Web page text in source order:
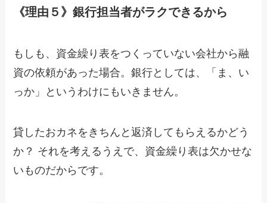
《理由５》銀行担当者がラクできるから
もしも、資金繰り表をつくっていない会社から融
資の依頼があった場合。銀行としては、「ま、い
っか」というわけにもいきません。
貸したおカネをきちんと返済してもらえるかどう
か？ それを考えるうえで、資金繰り表は欠かせな
いものだからです。